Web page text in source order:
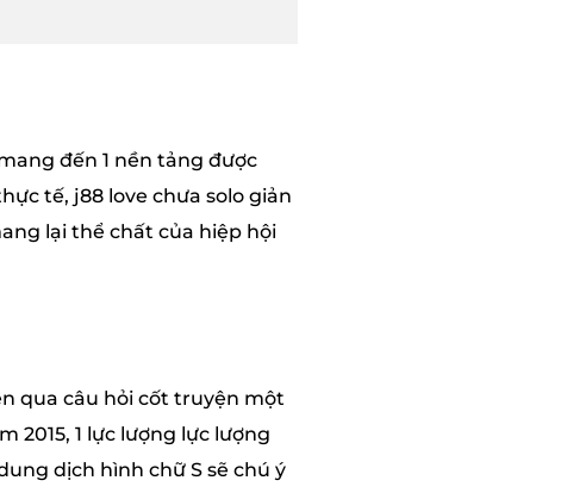
đến 1 nền tảng được
tế, j88 love chưa solo giản
lại thể chất của hiệp hội
qua câu hỏi cốt truyện một
2015, 1 lực lượng lực lượng
dịch hình chữ S sẽ chú ý